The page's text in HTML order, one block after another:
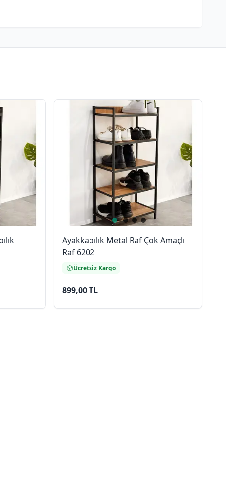
Ayakkabılık Metal Raf Çok Amaçlı
Raf 6202
Ücretsiz Kargo
899,00 TL